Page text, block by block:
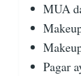
MUA
Pagar